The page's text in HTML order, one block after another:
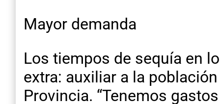
Mayor demanda
Los tiempos de sequía en
extra: auxiliar a la
Provincia. “Tenemos